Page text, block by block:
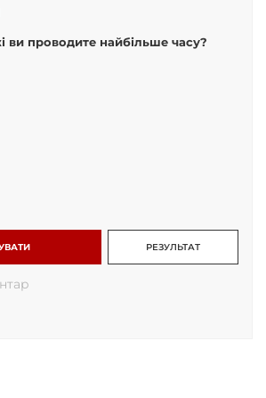
ви проводите найбільше часу?
РЕЗУЛЬТАТ